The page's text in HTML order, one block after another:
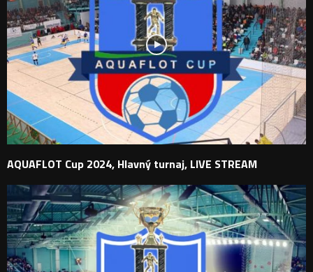
AQUAFLOT Cup 2024, Hlavný turnaj, LIVE STREAM